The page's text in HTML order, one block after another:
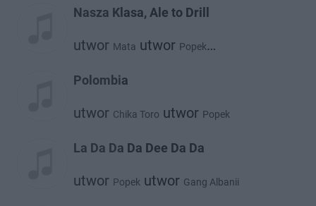
Nasza Klasa, Ale to Drill
utwor Mata utwor Popek
Polombia
utwor Chika Toro utwor Popek
La Da Da Da Dee Da Da
utwor Popek utwor Gang Albanii